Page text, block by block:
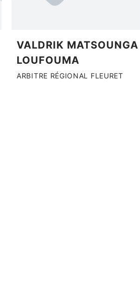
VALDRIK MATSOUNGA
LOUFOUMA
ARBITRE RÉGIONAL FLEURET